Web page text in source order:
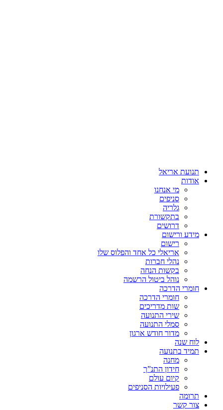
תנועת אריאל
אודות
מי אנחנו
סניפים
גלריה
בתקשורת
דרושים
מידע ורישום
רישום
אריאלי כל אחד והפלוס שלו
נהלי חברות
בקשות הנחה
נוהל ביטול הרשמה
חומרי הדרכה
חומרי הדרכה
שות מדריכים
שירי התנועה
סמלי התנועה
מדור חודש ארגון
לוח שנה
תמיד בתנועה
מחנה
חידון התנ”ך
קיום עולם
פעילויות הסניפים
תרומה
צור קשר